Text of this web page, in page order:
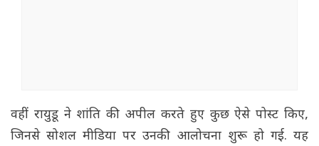
वहीं रायुडू ने शांति की अपील करते हुए कुछ ऐसे पोस्ट किए,
जिनसे सोशल मीडिया पर उनकी आलोचना शुरू हो गई. यह